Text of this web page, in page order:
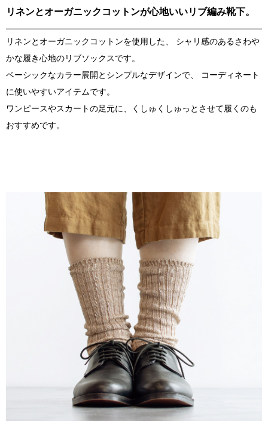
リネンとオーガニックコットンが心地いいリブ編み靴下。
リネンとオーガニックコットンを使用した、 シャリ感のあるさわや
かな履き心地のリブソックスです。
ベーシックなカラー展開とシンプルなデザインで、 コーディネート
に使いやすいアイテムです。
ワンピースやスカートの足元に、くしゅくしゅっとさせて履くのも
おすすめです。